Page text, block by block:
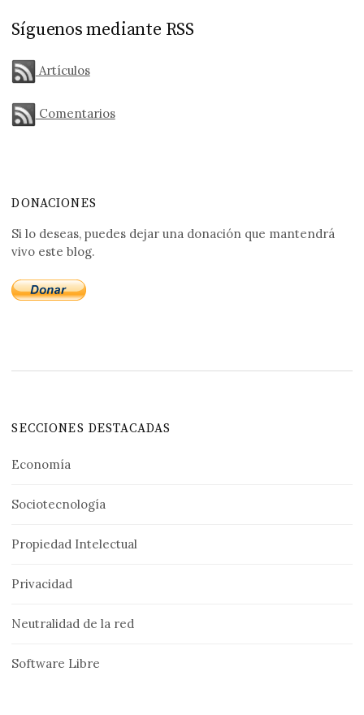
Síguenos mediante RSS
Artículos
Comentarios
DONACIONES
Si lo deseas, puedes dejar una donación que mantendrá
vivo este blog.
SECCIONES DESTACADAS
Economía
Sociotecnología
Propiedad Intelectual
Privacidad
Neutralidad de la red
Software Libre